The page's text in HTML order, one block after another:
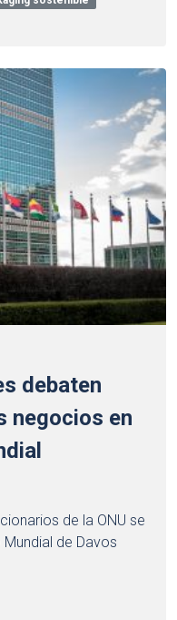
debaten
negocios en
de la ONU se
de Davos